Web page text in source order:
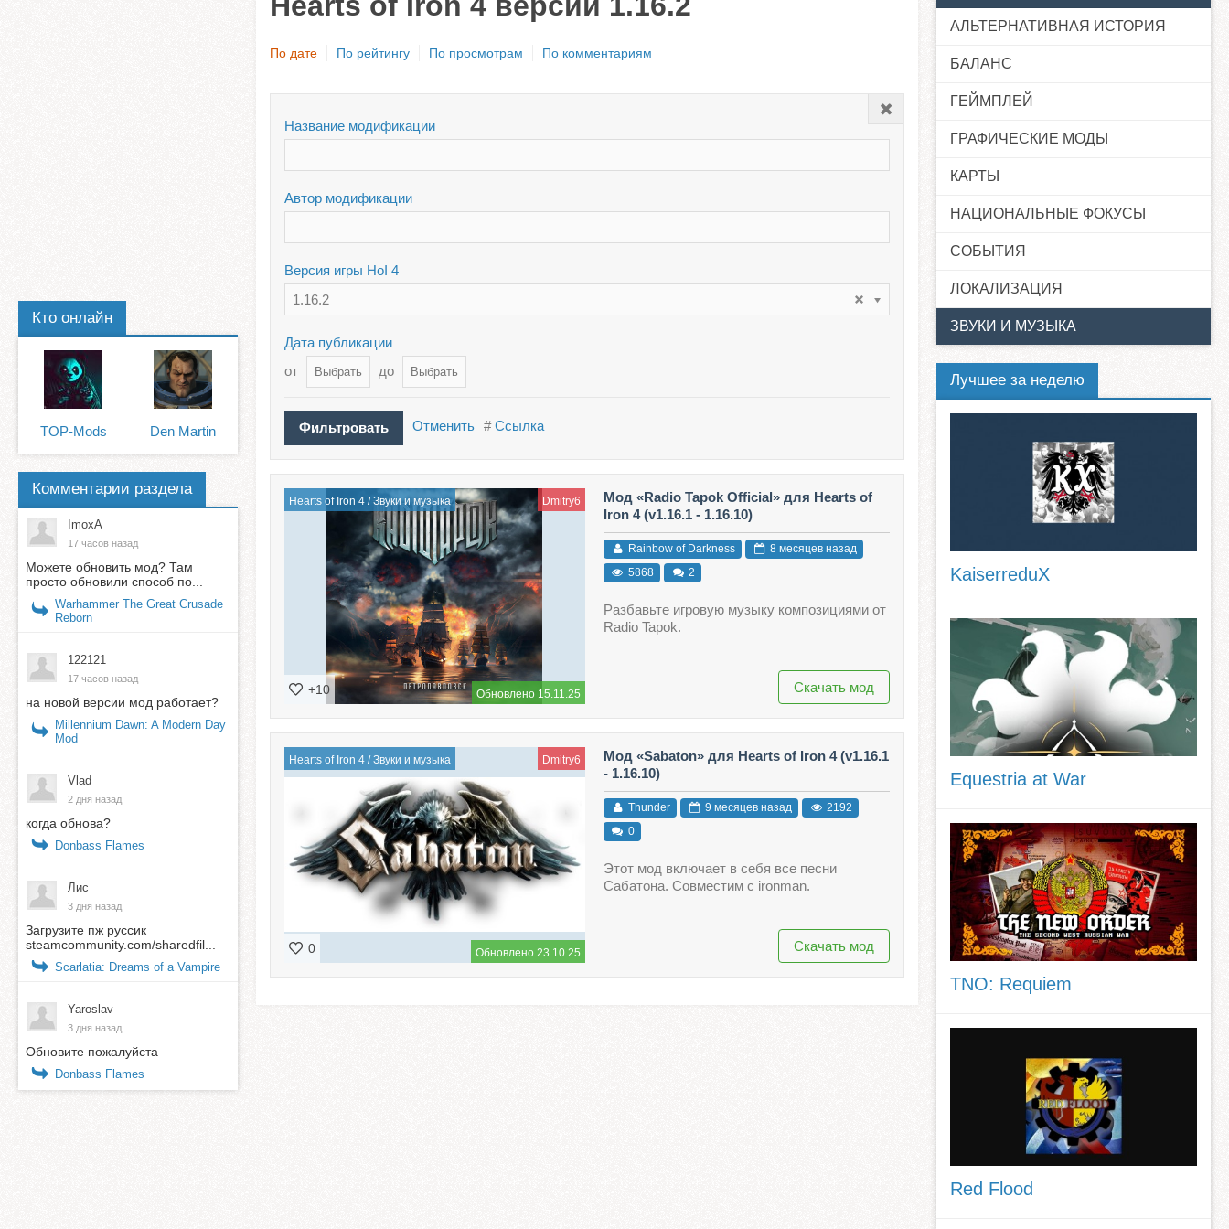
По дате По рейтингу По просмотрам По комментариям
Название модификации
Автор модификации
Версия игры HoI 4
1.16.2
Дата публикации
от
до
Отменить #Ссылка
Hearts of Iron 4 /Звуки и музыка Dmitry6
Обновлено 15.11.25
+10
Мод «Radio Tapok Official» для Hearts of
Iron 4 (v1.16.1 - 1.16.10)
Rainbow of Darkness
8 месяцев назад
5868
2
Разбавьте игровую музыку композициями от
Radio Tapok.
Скачать мод
Hearts of Iron 4 /Звуки и музыка Dmitry6
Обновлено 23.10.25
0
Мод «Sabaton» для Hearts of Iron 4 (v1.16.1
- 1.16.10)
Thunder 9 месяцев назад
2192
0
Этот мод включает в себя все песни
Сабатона. Совместим с ironman.
Скачать мод
Кто онлайн
TOP-Mods Den Martin
Комментарии раздела
ImoxA
17 часов назад
Можете обновить мод? Там
просто обновили способ по...
Warhammer The Great Crusade
Reborn
122121
17 часов назад
на новой версии мод работает?
Millennium Dawn: A Modern Day
Mod
Vlad
2 дня назад
когда обнова?
Donbass Flames
Лис
3 дня назад
Загрузите пж руссик
steamcommunity.com/sharedfil...
Scarlatia: Dreams of a Vampire
Yaroslav
3 дня назад
Обновите пожалуйста
Donbass Flames
АЛЬТЕРНАТИВНАЯ ИСТОРИЯ
БАЛАНС
ГЕЙМПЛЕЙ
ГРАФИЧЕСКИЕ МОДЫ
КАРТЫ
НАЦИОНАЛЬНЫЕ ФОКУСЫ
СОБЫТИЯ
ЛОКАЛИЗАЦИЯ
ЗВУКИ И МУЗЫКА
Лучшее за неделю
KaiserreduX
Equestria at War
TNO: Requiem
Red Flood